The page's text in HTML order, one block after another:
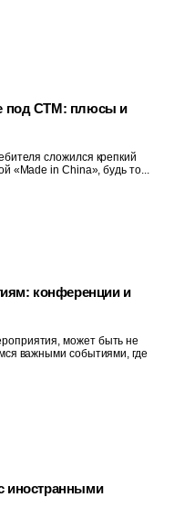
под СТМ: плюсы и
сложился крепкий
«Made in China», будь то...
конференции и
может быть не
важными событиями, где
иностранными